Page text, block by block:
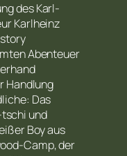
des Karl-
Karlheinz
Abenteuer
Handlung
Das
und
Boy aus
Camp, der